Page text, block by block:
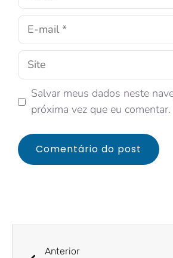
Salvar meus dados neste
próxima vez que eu comentar.
Anterior